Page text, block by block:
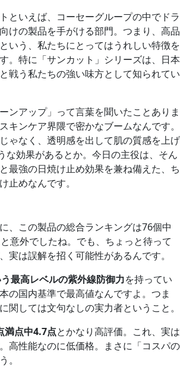
といえば、コーセーグループの中でドラ
けの製品を手がける部門。つまり、高品
いう、私たちにとってはうれしい特徴を
。特に「サンカット」シリーズは、日本
戦う私たちの強い味方として知られてい
ンアップ」って言葉を聞いたことありま
キンケア界隈で密かなブームなんです。
ゃなく、透明感を出して肌の質感を上げ
な効果があるとか。今日の主役は、そん
最強の日焼け止め効果を兼ね備えた、ち
止めなんです。
、この製品の総合ランキングは76個中
意外でしたね。でも、ちょっと待って
実は誤解を招く可能性があるんです。
最高レベルの紫外線防御力を持ってい
の国内基準で最高値なんですよ。つま
関しては文句なしの実力者ということ。
満点中4.7点とかなり高評価。これ、実は
高性能なのに低価格。まさに「コスパの
。